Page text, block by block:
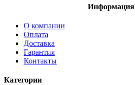
Информация
О компании
Оплата
Доставка
Гарантия
Контакты
Категории